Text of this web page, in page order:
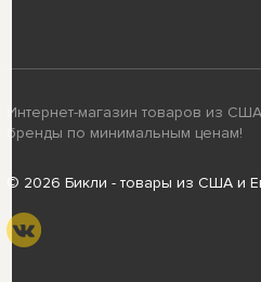
Интернет-магазин товаров из
бренды по минимальным ценам!
© 2026 Бикли - товары из США и